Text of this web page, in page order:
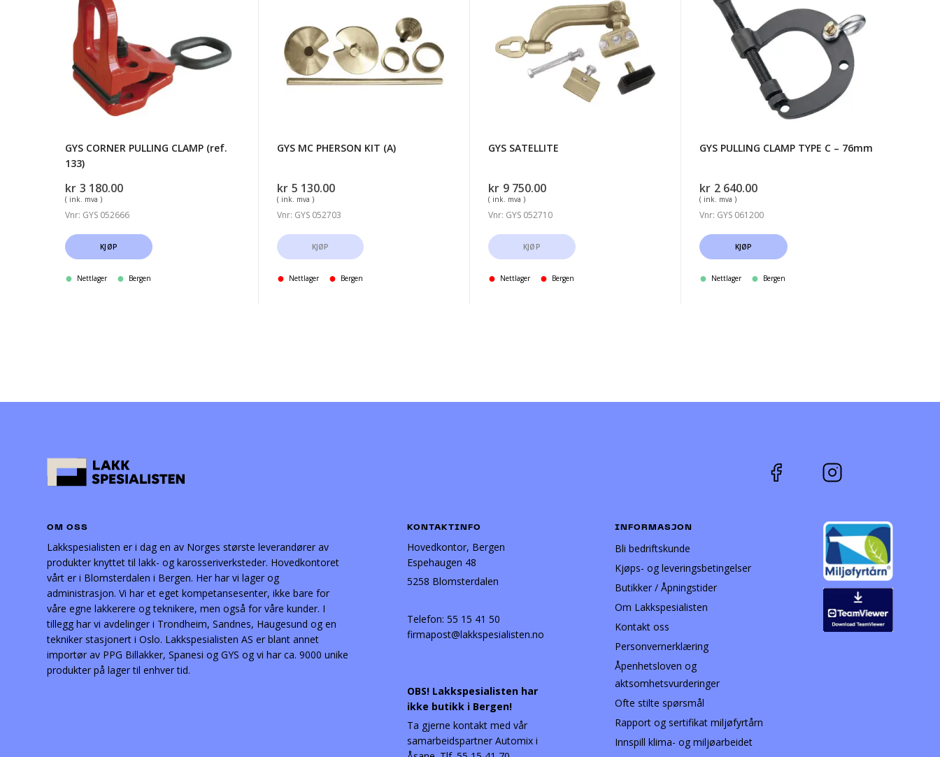
PULLING
CLAMP
(ref.
133)
GYS CORNER PULLING CLAMP (ref.
133)
kr 3 180.00
( ink. mva )
Vnr: GYS 052666
KJØP
Nettlager Bergen
KIT
(A)
GYS MC PHERSON KIT (A)
kr 5 130.00
( ink. mva )
Vnr: GYS 052703
KJØP
Nettlager Bergen
GYS SATELLITE
kr 9 750.00
( ink. mva )
Vnr: GYS 052710
KJØP
Nettlager Bergen
CLAMP
GYS PULLING CLAMP TYPE C – 76mm
kr 2 640.00
( ink. mva )
Vnr: GYS 061200
KJØP
Nettlager Bergen
OM OSS
Lakkspesialisten er i dag en av Norges største leverandører av
produkter knyttet til lakk- og karosseriverksteder. Hovedkontoret
vårt er i Blomsterdalen i Bergen. Her har vi lager og
administrasjon. Vi har et eget kompetansesenter, ikke bare for
våre egne lakkerere og teknikere, men også for våre kunder. I
tillegg har vi avdelinger i Trondheim, Sandnes, Haugesund og en
tekniker stasjonert i Oslo. Lakkspesialisten AS er blant annet
importør av PPG Billakker, Spanesi og GYS og vi har ca. 9000 unike
produkter på lager til enhver tid.
KONTAKTINFO
Hovedkontor, Bergen
Espehaugen 48
5258 Blomsterdalen
Telefon: 55 15 41 50
firmapost@lakkspesialisten.no
OBS! Lakkspesialisten har
ikke butikk i Bergen!
Ta gjerne kontakt med vår
samarbeidspartner Automix i
INFORMASJON
Bli bedriftskunde
Kjøps- og leveringsbetingelser
Butikker / Åpningstider
Om Lakkspesialisten
Kontakt oss
Personvernerklæring
Åpenhetsloven og
aktsomhetsvurderinger
Ofte stilte spørsmål
Rapport og sertifikat miljøfyrtårn
Innspill klima- og miljøarbeidet